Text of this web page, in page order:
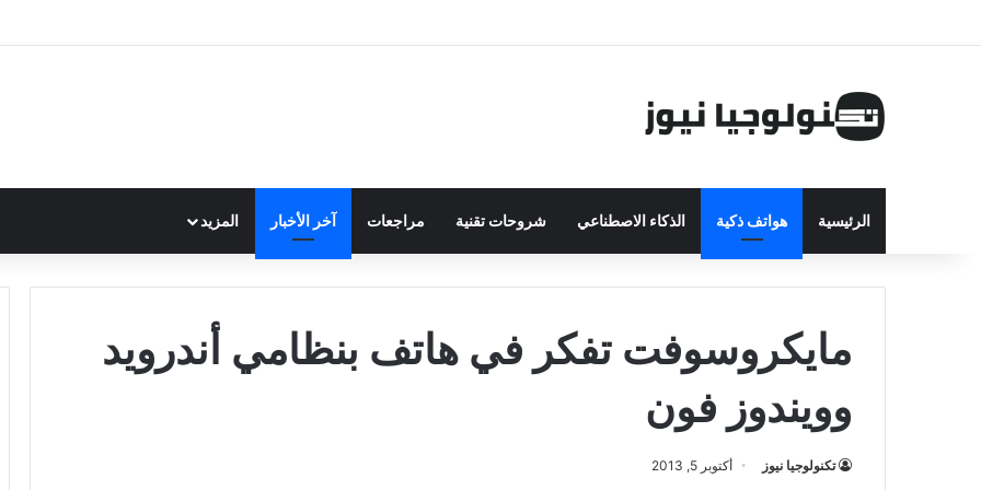
الرئيسية هواتف ذكية الذكاء الاصطناعي شروحات تقنية مراجعات آخر الأخبار المزيد
مايكروسوفت تفكر في هاتف بنظامي أندرويد
وويندوز فون
تكنولوجيا نيوز أكتوبر 5, 2013